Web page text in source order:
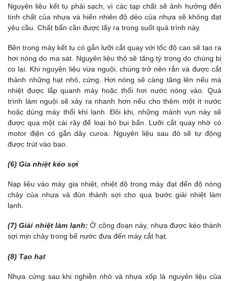
Nguyên liệu kết tụ phải sạch, vì các tạp chất sẽ ảnh hưởng đến
tính chất của nhựa và hiển nhiên độ dẻo của nhựa sẽ không đạt
yêu cầu. Chất bẩn cần được lấy ra trong suốt quá trình này.
Bên trong máy kết tụ có gắn lưỡi cắt quay với tốc độ cao sẽ tạo ra
hơi nóng do ma sát. Nguyên liệu thô sẽ tăng tỷ trọng do chúng bị
co lại. Khi nguyên liệu vừa nguội, chúng trở nên rắn và được cắt
thành những hạt nhỏ, cứng. Hơi nóng sẽ càng tăng lên nếu má
nhiệt được lắp quanh máy hoặc thổi hơi nước nóng vào. Quá
trình làm nguội sẽ xảy ra nhanh hơn nếu cho thêm một ít nước
hoặc dùng máy thổi khí lạnh. Đôi khi, những mảnh vụn này sẽ
được qua một cái rây để loại bỏ bụi bẩn. Lưỡi cắt quay nhờ có
motor điện có gắn dây curoa. Nguyên liệu sau đó sẽ tự động
được trút vào bao.
(6) Gia nhiệt kéo sợi
Nạp liệu vào máy gia nhiệt, nhiệt độ trong máy đạt đến độ nóng
chảy của nhựa và đùn thành sợi cho qua bước giải nhiệt làm
lạnh.
(7) Giải nhiệt làm lạnh:Ở công đoạn này, nhựa được kéo thành
sợi mịn chảy trong bể nước đưa đến máy cắt hạt.
(8) Tạo hạt
Nhựa cứng sau khi nghiền nhỏ và nhựa xốp là nguyên liệu của